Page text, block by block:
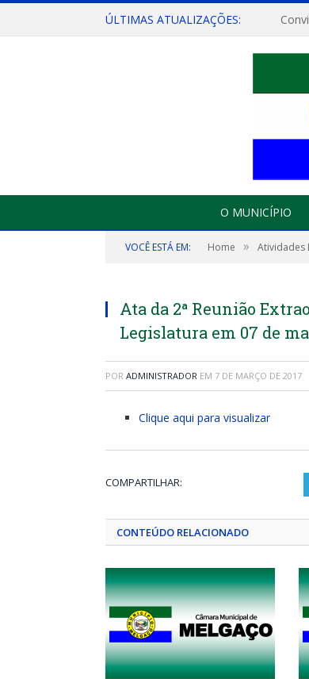
ÚLTIMAS ATUALIZAÇÕES:
O MUNICÍPIO
VOCÊ ESTÁ EM: Home » Atividades
Ata da 2ª Reunião
Legislatura em 07 de
POR ADMINISTRADOR EM 7 DE MARÇO DE 2017
Clique aqui para visualizar
COMPARTILHAR:
CONTEÚDO RELACIONADO